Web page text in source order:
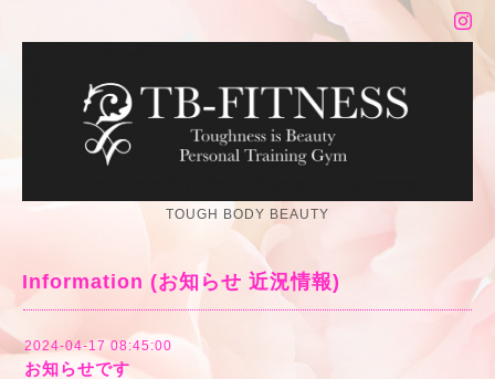
TOUGH BODY BEAUTY
Information (お知らせ 近況情報)
2024-04-17 08:45:00
お知らせです